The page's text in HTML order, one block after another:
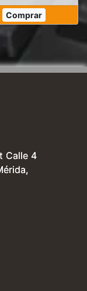
Comprar
Calle 4